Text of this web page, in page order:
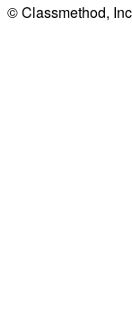
© Classmethod,